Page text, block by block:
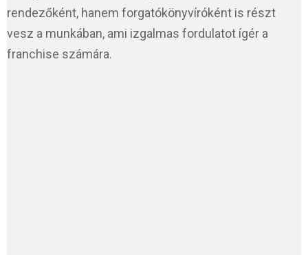
rendezőként, hanem forgatókönyvíróként is részt
vesz a munkában, ami izgalmas fordulatot ígér a
franchise számára.